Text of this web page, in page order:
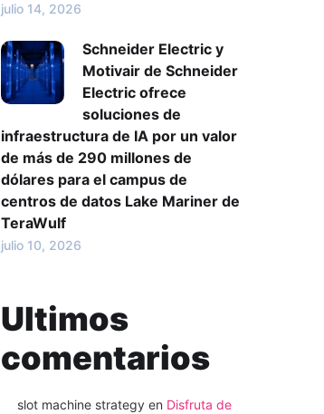
julio 14, 2026
Schneider Electric y
Motivair de Schneider
Electric ofrece
soluciones de
infraestructura de IA por un valor
de más de 290 millones de
dólares para el campus de
centros de datos Lake Mariner de
TeraWulf
julio 10, 2026
Ultimos
comentarios
slot machine strategy en Disfruta de